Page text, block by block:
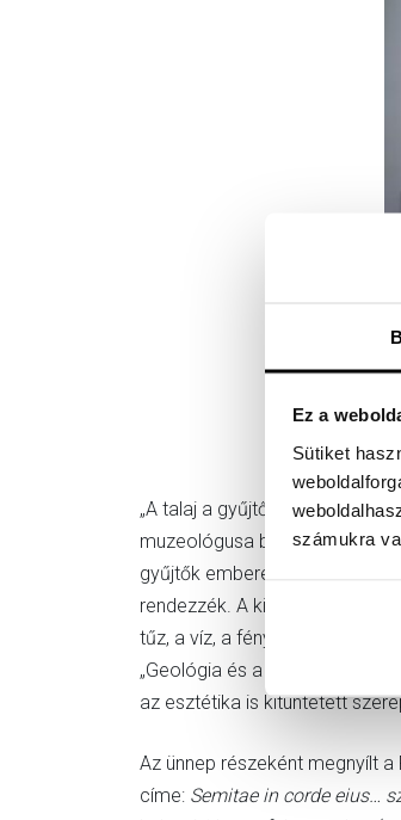
Ez a
Sütiket
számukra
„A talaj a gyűjtők
muzeológusa beszédében.
gyűjtők emberek, akiket
rendezzék. A kincsestárak
tűz, a víz, a fény, a por, a
„Geológia és a teológia
az esztétika is kitüntetett
Az ünnep részeként megnyílt
címe: Semitae in corde eius…